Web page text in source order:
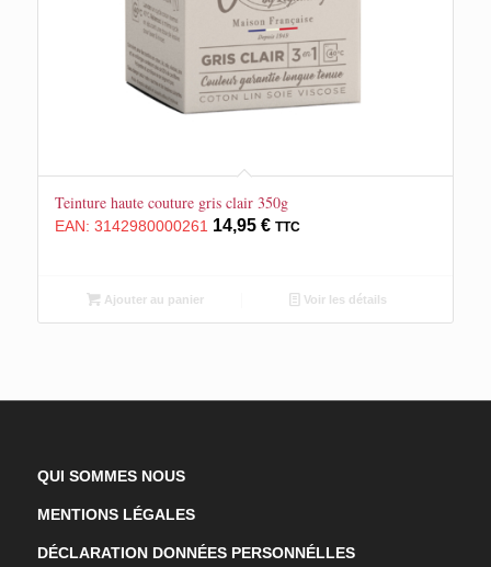
Teinture haute couture gris clair 350g
EAN: 3142980000261 14,95 € TTC
Ajouter au panier Voir les détails
QUI SOMMES NOUS
MENTIONS LÉGALES
DÉCLARATION DONNÉES PERSONNÉLLES